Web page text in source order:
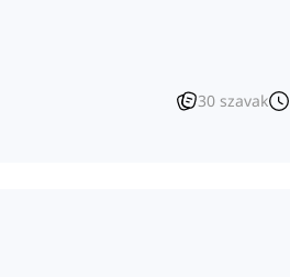
30 szavak